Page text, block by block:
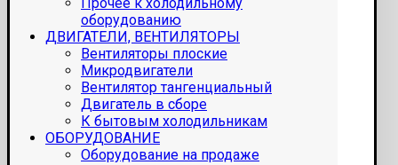
оборудованию
ДВИГАТЕЛИ, ВЕНТИЛЯТОРЫ
Вентиляторы плоские
Микродвигатели
Вентилятор тангенциальный
Двигатель в сборе
К бытовым холодильникам
ОБОРУДОВАНИЕ
Оборудование на продаже